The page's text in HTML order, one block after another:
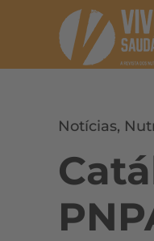
Notícias,